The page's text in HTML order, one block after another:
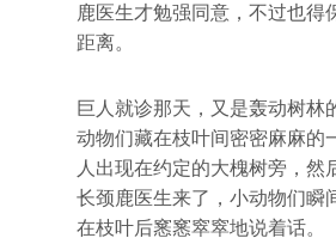
鹿医生才勉强同意，不过也得
距离。
巨人就诊那天，又是轰动树林
动物们藏在枝叶间密密麻麻的
人出现在约定的大槐树旁，然
长颈鹿医生来了，小动物们瞬
在枝叶后窸窸窣窣地说着话。